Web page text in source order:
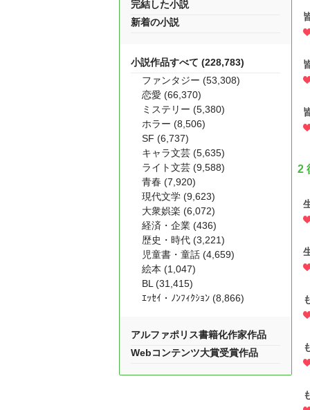
2
完結した小説
新着の小説
小説作品すべて (228,783)
ファンタジー (53,308)
恋愛 (66,370)
ミステリー (5,380)
ホラー (8,506)
SF (6,737)
キャラ文芸 (5,635)
ライト文芸 (9,588)
青春 (7,920)
現代文学 (9,623)
大衆娯楽 (6,072)
経済・企業 (436)
歴史・時代 (3,221)
児童書・童話 (4,659)
絵本 (1,047)
BL (31,415)
ｴｯｾｲ・ﾉﾝﾌｨｸｼｮﾝ (8,866)
アルファポリス書籍化作家作品
Webコンテンツ大賞受賞作品